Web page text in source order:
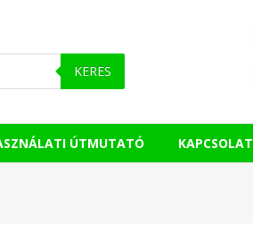
KERES
ÚTMUTATÓ KAPCSOLAT